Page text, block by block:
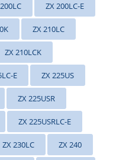
ZX 200LC-E
ZX 210LC
ZX 210LCK
E ZX 225US
ZX 225USR
ZX 225USRLC-E
ZX 230LC ZX 240